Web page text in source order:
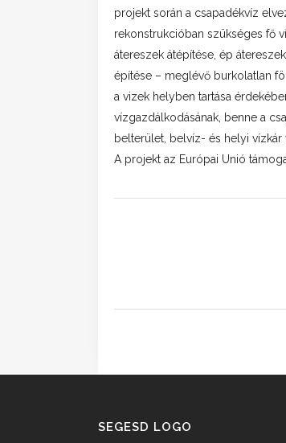
projekt során a csapadékvíz
rekonstrukcióban szükséges fő
átereszek átépítése, ép
építése – meglévő burkolatlan
a vizek helyben tartása
vízgazdálkodásának, benne a
belterület, belvíz- és helyi
A projekt az Európai Unió
SEGESD LOGO